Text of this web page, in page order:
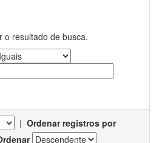
o resultado de busca.
| Ordenar registros por